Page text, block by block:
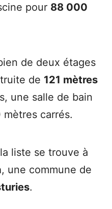
pour 88 000
de deux étages
de 121 mètres
une salle de bain
carrés.
liste se trouve à
, une commune de
.